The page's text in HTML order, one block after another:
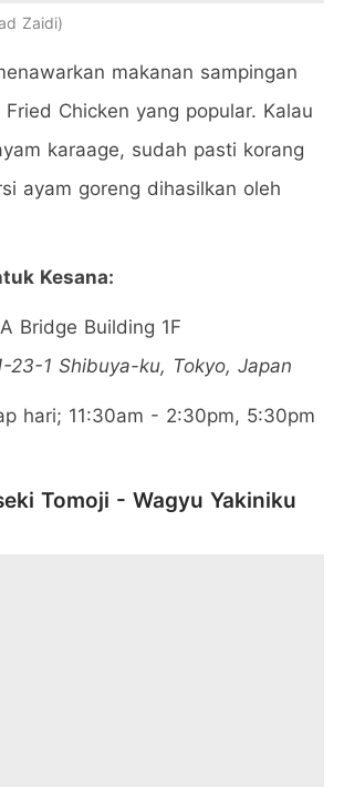
Zaidi
makanan sampingan
Chicken yang popular. Kalau
karaage, sudah pasti korang
ayam goreng dihasilkan oleh
Kesana:
Bridge Building 1F
23-1 Shibuya-ku, Tokyo, Japan
hari; 11:30am - 2:30pm, 5:30pm
Tomoji - Wagyu Yakiniku